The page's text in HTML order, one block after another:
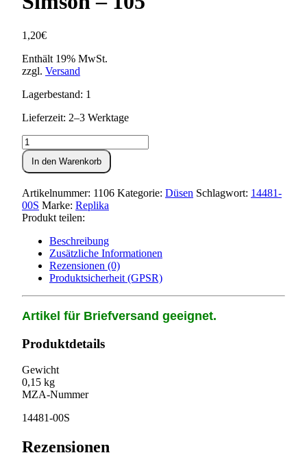
1,20€
Enthält 19% MwSt.
zzgl. Versand
Lagerbestand: 1
Lieferzeit: 2–3 Werktage
Hauptdüse
für
Vergaser
Simson
-
105
Menge
In den Warenkorb
Artikelnummer: 1106 Kategorie: Düsen Schlagwort: 14481-
00S Marke: Replika
Produkt teilen:
Beschreibung
Zusätzliche Informationen
Rezensionen (0)
Produktsicherheit (GPSR)
Artikel für Briefversand geeignet.
Produktdetails
Gewicht
0,15 kg
MZA-Nummer
14481-00S
Rezensionen